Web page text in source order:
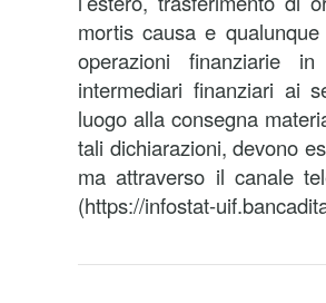
mortis causa e
operazioni finanziarie
intermediari finanziari ai
luogo alla consegna
tali dichiarazioni, devono
ma attraverso il canale
(https://infostat-